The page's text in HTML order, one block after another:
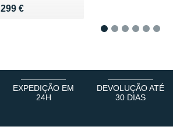
299 €
Vendu 299 €
EXPEDIÇÃO EM
24H
DEVOLUÇÃO ATÉ
30 DIAS